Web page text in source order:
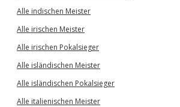
Alle indischen Meister
Alle irischen Meister
Alle irischen Pokalsieger
Alle isländischen Meister
Alle isländischen Pokalsieger
Alle italienischen Meister